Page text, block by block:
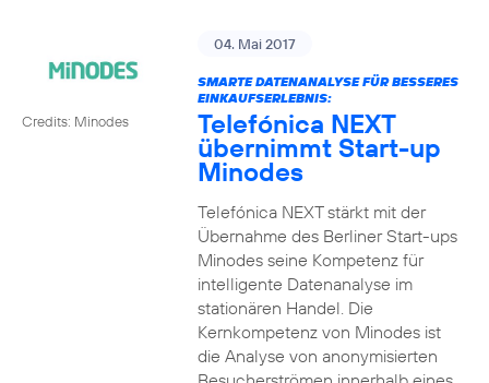
Credits: Minodes
04. Mai 2017
SMARTE DATENANALYSE FÜR BESSERES
EINKAUFSERLEBNIS:
Telefónica NEXT
übernimmt Start-up
Minodes
Telefónica NEXT stärkt mit der
Übernahme des Berliner Start-ups
Minodes seine Kompetenz für
intelligente Datenanalyse im
stationären Handel. Die
Kernkompetenz von Minodes ist
die Analyse von anonymisierten